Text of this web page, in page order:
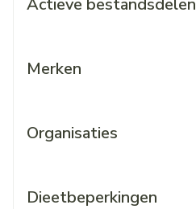
Actieve bestandsdelen
Merken
Organisaties
Dieetbeperkingen